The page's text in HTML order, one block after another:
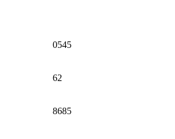
0545
62
8685